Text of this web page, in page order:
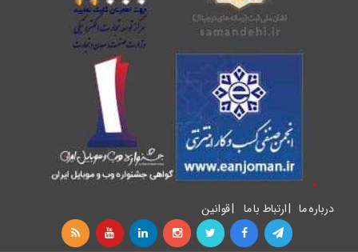
درباره ما |ارتباط با ما |قوانین